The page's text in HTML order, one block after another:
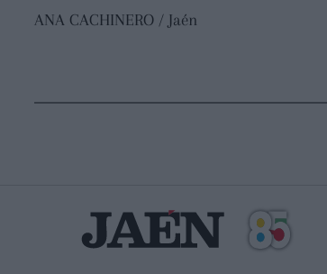
ANA CACHINERO / Jaén